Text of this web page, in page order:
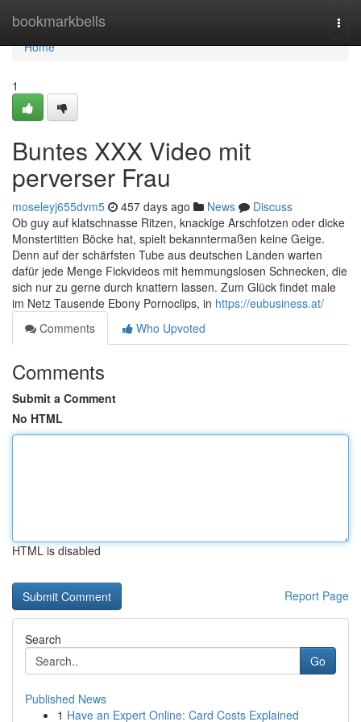
bookmarkbells
Home
Home
1
Buntes XXX Video mit
perverser Frau
moseleyj655dvm5 457 days ago News
Discuss
Ob guy auf klatschnasse Ritzen, knackige Arschfotzen oder dicke
Monstertitten Böcke hat, spielt bekanntermaßen keine Geige.
Denn auf der schärfsten Tube aus deutschen Landen warten
dafür jede Menge Fickvideos mit hemmungslosen Schnecken, die
sich nur zu gerne durch knattern lassen. Zum Glück findet male
im Netz Tausende Ebony Pornoclips, in https://eubusiness.at/
Comments
Who Upvoted
Comments
Submit a Comment
No HTML
HTML is disabled
Report Page
Search
Go
Published News
1 Have an Expert Online: Card Costs Explained